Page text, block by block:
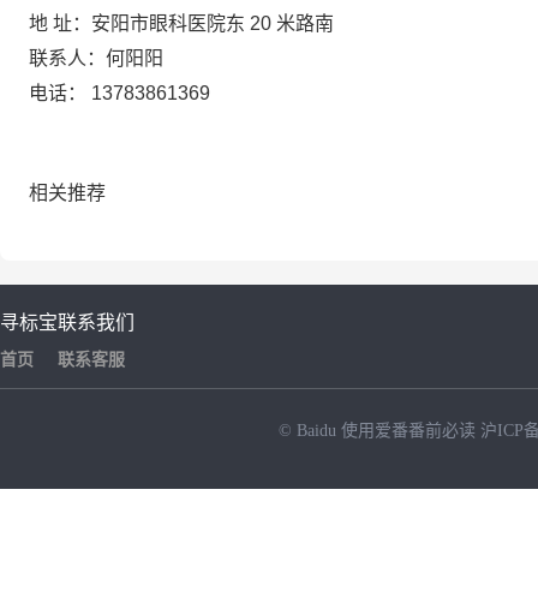
地 址：安阳市眼科医院东 20 米路南
联系人：何阳阳
电话： 13783861369
相关推荐
寻标宝
首页
联系我们
联系客服
© Baidu 使用爱番番前必读 沪ICP